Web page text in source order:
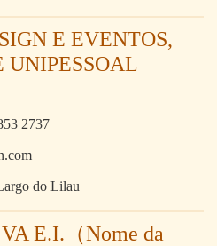
E EVENTOS,
UNIPESSOAL
2737
do Lilau
E.I.（Nome da